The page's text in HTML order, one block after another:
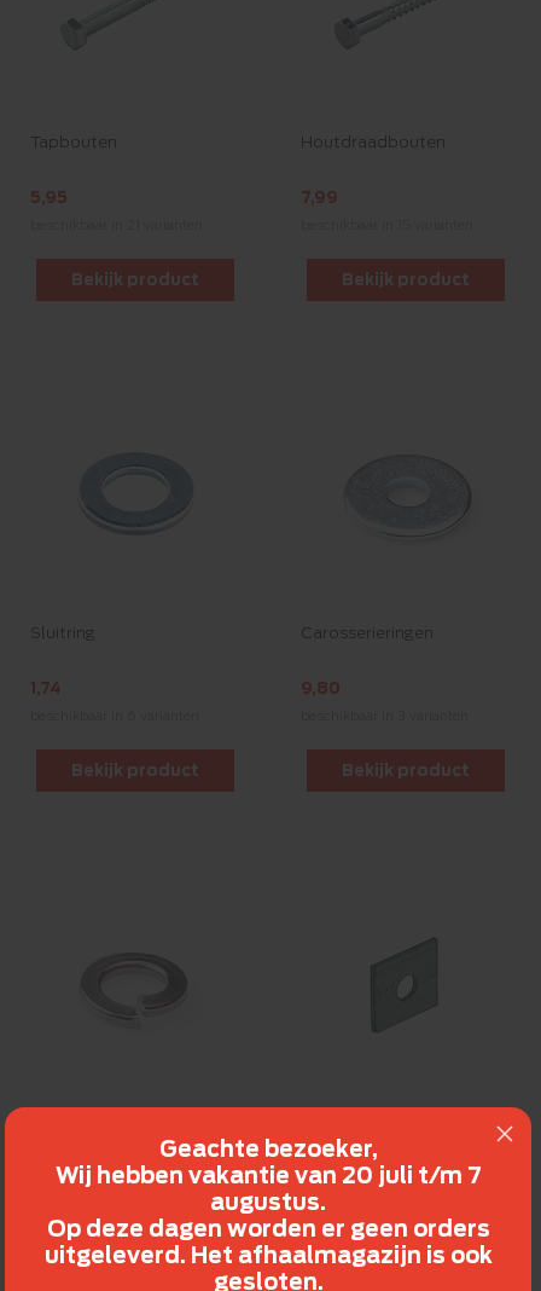
Tapbouten
5,95
Bekijk product
Houtdraadbouten
7,99
Bekijk product
Sluitring
1,74
Bekijk product
Carosserieringen
9,80
Bekijk product
1,69
Bekijk product
26,86
beschikbaar in 3 varianten
Bekijk product
Geachte bezoeker,
Wij hebben vakantie van 20 juli t/m 7
augustus.
Op deze dagen worden er geen orders
uitgeleverd. Het afhaalmagazijn is ook
gesloten.